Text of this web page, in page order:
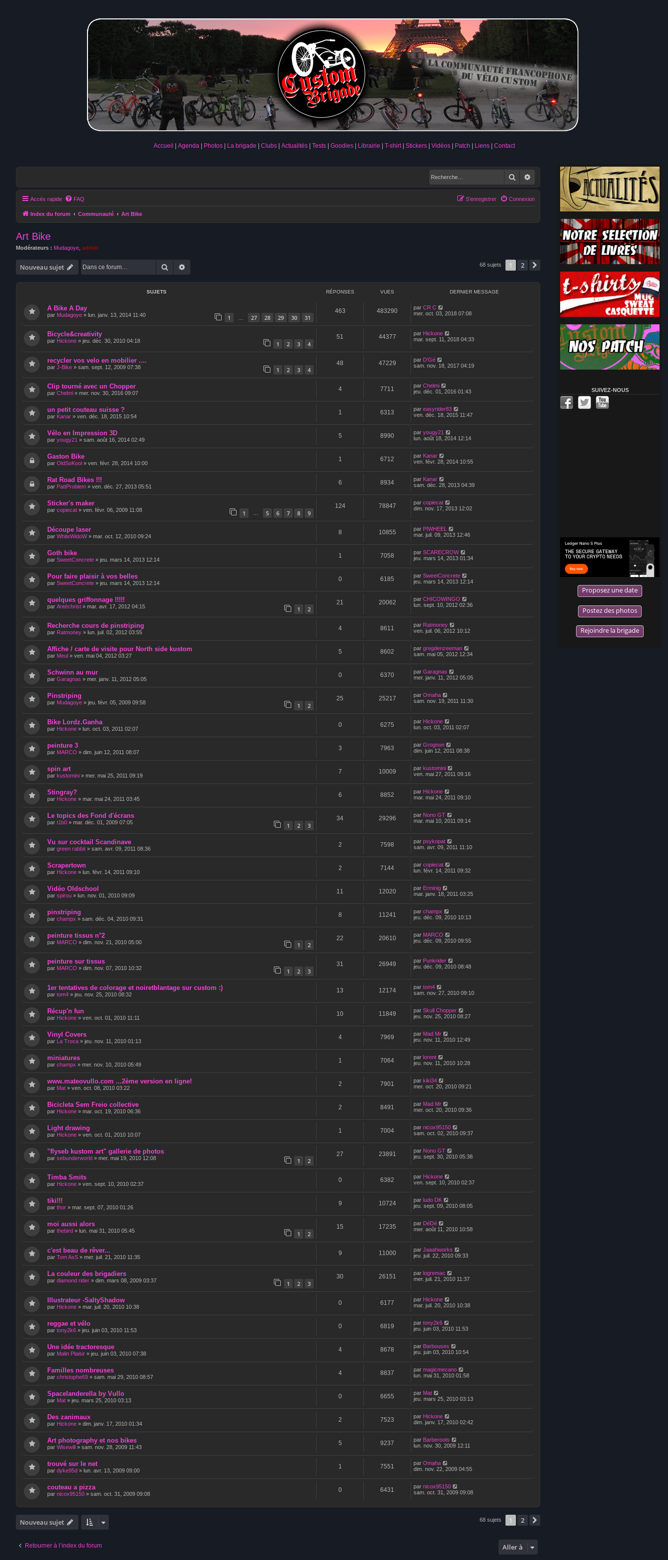
Accueil Agenda Photos La brigade Clubs Actualités Tests Goodies Librairie T-shirt Stickers Vidéos Patch Liens Contact
SUIVEZ-NOUS
Proposez une date
Postez des photos
Rejoindre la brigade
RechercherRecherche avancée
Accès rapide FAQ Connexion
S’enregistrer
Index du forum Communauté Art Bike
Art Bike
Modérateurs : Mudagoye admin
Nouveau sujet Rechercher 68 sujets 1 2 Suivante
SUJETS RÉPONSES VUES DERNIER MESSAGE
A Bike A Day
par Mudagoye » lun. janv. 13, 2014 11:40 1 27 28 29 30 31
463 483290 par CR C
mer. oct. 03, 2018 07:08
Bicycle&creativity
par Hickone » jeu. déc. 30, 2010 04:18 1 2 3 4
51 44377 par Hickone
mar. sept. 11, 2018 04:33
recycler vos velo en mobilier ....
par J-Bike » sam. sept. 12, 2009 07:38 1 2 3 4
48 47229 par D'Gé
sam. nov. 18, 2017 04:19
Clip tourné avec un Chopper
par Chelmi » mer. nov. 30, 2016 09:07
4 7711 par Chelmi
jeu. déc. 01, 2016 01:43
un petit couteau suisse ?
par Kanar » ven. déc. 18, 2015 10:54
1 6313 par easyrider83
ven. déc. 18, 2015 11:47
Vélo en Impression 3D
par yougy21 » sam. août 16, 2014 02:49
5 8990 par yougy21
lun. août 18, 2014 12:14
Gaston Bike
par OldSoKool » ven. févr. 28, 2014 10:00
1 6712 par Kanar
ven. févr. 28, 2014 10:55
Rat Road Bikes !!!
par PattProblem » ven. déc. 27, 2013 05:51
6 8934 par Kanar
sam. déc. 28, 2013 04:39
Sticker's maker
par copiecat » ven. févr. 06, 2009 11:08 1 5 6 7 8 9
124 78847 par copiecat
dim. nov. 17, 2013 12:02
Découpe laser
par WhiteWidoW» mar. oct. 12, 2010 09:24
8 10855 par PIWHEEL
mar. juil. 09, 2013 12:46
Goth bike
par SweetConcrete » jeu. mars 14, 2013 12:14
1 7058 par SCARECROW
jeu. mars 14, 2013 01:34
Pour faire plaisir à vos belles
par SweetConcrete » jeu. mars 14, 2013 12:14
0 6185 par SweetConcrete
jeu. mars 14, 2013 12:14
quelques griffonnage !!!!!
par Antéchrist » mar. avr. 17, 2012 04:15 1 2
21 20062 par CHICOWINGO
lun. sept. 10, 2012 02:36
Recherche cours de pinstriping
par Ratmoney » lun. juil. 02, 2012 03:55
4 8611 par Ratmoney
ven. juil. 06, 2012 10:12
Affiche / carte de visite pour North side kustom
par Meul » ven. mai 04, 2012 03:27
5 8602 par gregdenzeeman
sam. mai 05, 2012 12:34
Schwinn au mur
par Garagnas » mer. janv. 11, 2012 05:05
0 6370 par Garagnas
mer. janv. 11, 2012 05:05
Pinstriping
par Mudagoye » jeu. févr. 05, 2009 09:58 1 2
25 25217 par Omaha
sam. nov. 19, 2011 11:30
Bike Lordz.Ganha
par Hickone » lun. oct. 03, 2011 02:07
0 6275 par Hickone
lun. oct. 03, 2011 02:07
peinture 3
par MARCO » dim. juin 12, 2011 08:07
3 7963 par Grognon
dim. juin 12, 2011 08:38
spin art
par kustomini » mer. mai 25, 2011 09:19
7 10009 par kustomini
ven. mai 27, 2011 09:16
Stingray?
par Hickone » mar. mai 24, 2011 03:45
6 8852 par Hickone
mar. mai 24, 2011 09:10
Le topics des Fond d'écrans
par t1b0 » mar. déc. 01, 2009 07:05 1 2 3
34 29296 par Nono GT
mar. mai 10, 2011 09:14
Vu sur cocktail Scandinave
par green rabbit » sam. avr. 09, 2011 08:36
2 7598 par psykopat
sam. avr. 09, 2011 11:10
Scrapertown
par Hickone » lun. févr. 14, 2011 09:10
2 7144 par copiecat
lun. févr. 14, 2011 09:32
Vidéo Oldschool
par spirou » lun. nov. 01, 2010 09:09
11 12020 par Erminig
mar. janv. 18, 2011 03:25
pinstriping
par champx » sam. déc. 04, 2010 09:31
8 11241 par champx
jeu. déc. 09, 2010 10:13
peinture tissus n°2
par MARCO » dim. nov. 21, 2010 05:00 1 2
22 20610 par MARCO
jeu. déc. 09, 2010 09:55
peinture sur tissus
par MARCO » dim. nov. 07, 2010 10:32 1 2 3
31 26949 par Punkrider
jeu. déc. 09, 2010 08:48
1er tentatives de colorage et noiretblantage sur custom :)
par tom4 » jeu. nov. 25, 2010 08:32
13 12174 par tom4
sam. nov. 27, 2010 09:10
Récup'n fun
par Hickone » ven. oct. 01, 2010 11:11
10 11849 par Skull Chopper
jeu. nov. 25, 2010 08:27
Vinyl Covers
par La Troca » jeu. nov. 11, 2010 01:13
4 7969 par Mad Mr
jeu. nov. 11, 2010 12:49
miniatures
par champx » mer. nov. 10, 2010 05:49
1 7064 par lorent
jeu. nov. 11, 2010 10:28
www.mateovullo.com ...2ème version en ligne!
par Mat » ven. oct. 08, 2010 03:22
2 7901 par kiki34
mer. oct. 20, 2010 09:21
Bicicleta Sem Freio collective
par Hickone » mar. oct. 19, 2010 06:36
2 8491 par Mad Mr
mer. oct. 20, 2010 09:36
Light drawing
par Hickone » ven. oct. 01, 2010 10:07
1 7004 par nicox95150
sam. oct. 02, 2010 09:37
"flyseb kustom art" gallerie de photos
par sebunderworld » mer. mai 19, 2010 12:08 1 2
27 23891 par Nono GT
jeu. sept. 30, 2010 05:38
Timba Smits
par Hickone » ven. sept. 10, 2010 02:37
0 6382 par Hickone
ven. sept. 10, 2010 02:37
tiki!!!
par thor » mar. sept. 07, 2010 01:26
9 10724 par ludo DK
jeu. sept. 09, 2010 08:05
moi aussi alors
par thebird » lun. mai 31, 2010 05:45 1 2
15 17235 par DéDé
mer. août 11, 2010 10:58
c'est beau de rêver...
par Tom AsS » mer. juil. 21, 2010 11:35
9 11000 par Jaaahworks
jeu. juil. 22, 2010 09:33
La couleur des brigadiers
par diamond rider » dim. mars 08, 2009 03:37 1 2 3
30 26151 par logremac
mer. juil. 21, 2010 11:37
Illustrateur -SaltyShadow
par Hickone » mar. juil. 20, 2010 10:38
0 6177 par Hickone
mar. juil. 20, 2010 10:38
reggae et vélo
par tony2k6 » jeu. juin 03, 2010 11:53
0 6819 par tony2k6
jeu. juin 03, 2010 11:53
Une idée tractoresque
par Malin Plaisir » jeu. juin 03, 2010 07:38
4 8678 par Barbouses
jeu. juin 03, 2010 10:54
Familles nombreuses
par christophe69 » sam. mai 29, 2010 08:57
4 8837 par magicmecano
lun. mai 31, 2010 01:58
Spacelanderella by Vullo
par Mat » jeu. mars 25, 2010 03:13
0 6655 par Mat
jeu. mars 25, 2010 03:13
Des zanimaux
par Hickone » dim. janv. 17, 2010 01:34
2 7523 par Hickone
dim. janv. 17, 2010 02:42
Art photography et nos bikes
par Wisewill » sam. nov. 28, 2009 11:43
5 9237 par Barberoots
lun. nov. 30, 2009 12:11
trouvé sur le net
par dyke95d » lun. avr. 13, 2009 09:00
1 7551 par Omaha
dim. nov. 22, 2009 04:55
couteau a pizza
par nicox95150 » sam. oct. 31, 2009 09:08
0 6431 par nicox95150
sam. oct. 31, 2009 09:08
Nouveau sujet 68 sujets 1 2
Retourner à l’index du forum Aller à